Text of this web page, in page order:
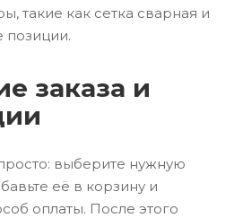
такие как сетка сварная и
позиции.
заказа и
выберите нужную
её в корзину и
оплаты. После этого